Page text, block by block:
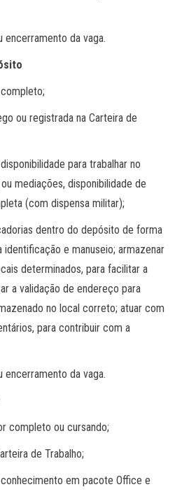
da vaga.
ou registrada na Carteira de
para trabalhar no
mediações, disponibilidade de
(com dispensa militar);
dentro do depósito de forma
e manuseio; armazenar
determinados, para facilitar a
a validação de endereço para
no local correto; atuar com
para contribuir com a
da vaga.
completo ou cursando;
de Trabalho;
em pacote Office e